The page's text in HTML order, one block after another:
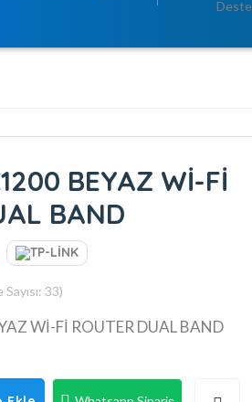
BEYAZ Wİ-Fİ
BAND
33)
Wİ-Fİ ROUTER DUAL BAND